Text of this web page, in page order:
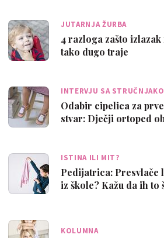
JUTARNJA ŽURBA
4 razloga zašto
tako dugo traje
INTERVJU SA
Odabir cipelica za
stvar: Dječji ortoped
ISTINA ILI MIT?
Pedijatrica: Presvlače
iz škole? Kažu da ih
KOLUMNA